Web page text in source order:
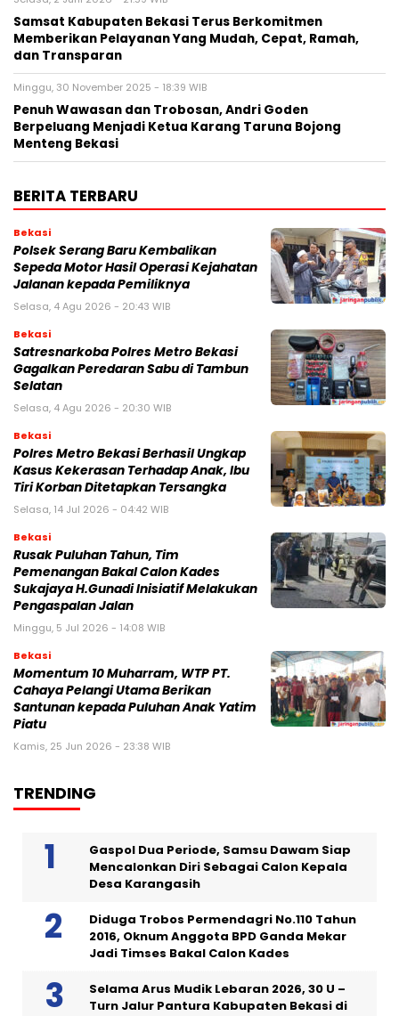
Samsat Kabupaten Bekasi Terus Berkomitmen
Memberikan Pelayanan Yang Mudah, Cepat, Ramah,
dan Transparan
Minggu, 30 November 2025 - 18:39 WIB
Penuh Wawasan dan Trobosan, Andri Goden
Berpeluang Menjadi Ketua Karang Taruna Bojong
Menteng Bekasi
BERITA TERBARU
Bekasi
Polsek Serang Baru Kembalikan
Sepeda Motor Hasil Operasi Kejahatan
Jalanan kepada Pemiliknya
Selasa, 4 Agu 2026 - 20:43 WIB
Bekasi
Satresnarkoba Polres Metro Bekasi
Gagalkan Peredaran Sabu di Tambun
Selatan
Selasa, 4 Agu 2026 - 20:30 WIB
Bekasi
Polres Metro Bekasi Berhasil Ungkap
Kasus Kekerasan Terhadap Anak, Ibu
Tiri Korban Ditetapkan Tersangka
Selasa, 14 Jul 2026 - 04:42 WIB
Bekasi
Rusak Puluhan Tahun, Tim
Pemenangan Bakal Calon Kades
Sukajaya H.Gunadi Inisiatif Melakukan
Pengaspalan Jalan
Minggu, 5 Jul 2026 - 14:08 WIB
Bekasi
Momentum 10 Muharram, WTP PT.
Cahaya Pelangi Utama Berikan
Santunan kepada Puluhan Anak Yatim
Piatu
Kamis, 25 Jun 2026 - 23:38 WIB
TRENDING
Gaspol Dua Periode, Samsu Dawam Siap
Mencalonkan Diri Sebagai Calon Kepala
Desa Karangasih
Diduga Trobos Permendagri No.110 Tahun
2016, Oknum Anggota BPD Ganda Mekar
Jadi Timses Bakal Calon Kades
Selama Arus Mudik Lebaran 2026, 30 U –
Turn Jalur Pantura Kabupaten Bekasi di